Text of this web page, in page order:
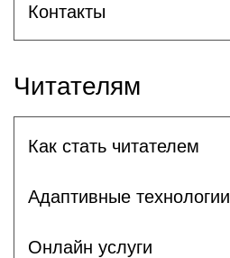
Контакты
Читателям
Как стать читателем
Адаптивные технологии
Онлайн услуги